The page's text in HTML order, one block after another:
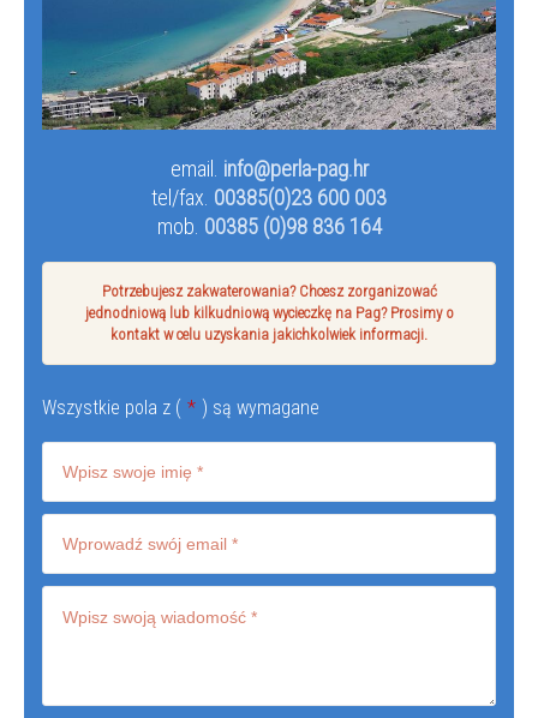
email. info@perla-pag.hr
tel/fax. 00385(0)23 600 003
mob. 00385 (0)98 836 164
Potrzebujesz zakwaterowania? Chcesz zorganizować
jednodniową lub kilkudniową wycieczkę na Pag? Prosimy o
kontakt w celu uzyskania jakichkolwiek informacji.
Wszystkie pola z ( * ) są wymagane